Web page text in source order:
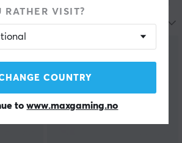
RATHER VISIT?
COUNTRY
towww.maxgaming.no
Mest populære